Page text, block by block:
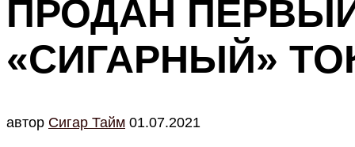
ПРОДАН
«СИГАРНЫЙ»
автор Cигар Тайм 01.07.2021